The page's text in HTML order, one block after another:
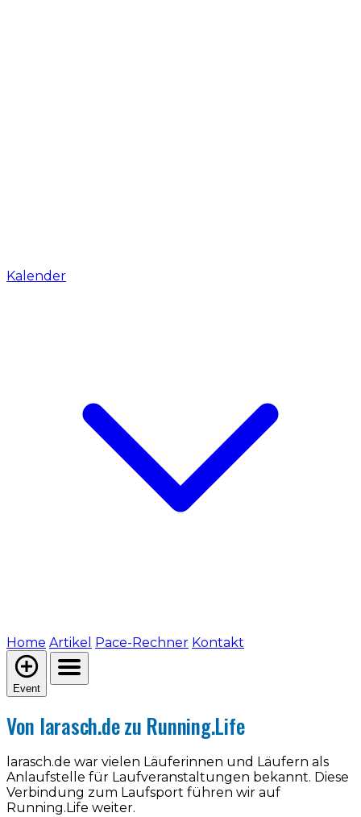
Kalender
Home Artikel Pace-Rechner Kontakt
Event
Von larasch.de zu Running.Life
larasch.de war vielen Läuferinnen und Läufern als
Anlaufstelle für Laufveranstaltungen bekannt. Diese
Verbindung zum Laufsport führen wir auf
Running.Life weiter.